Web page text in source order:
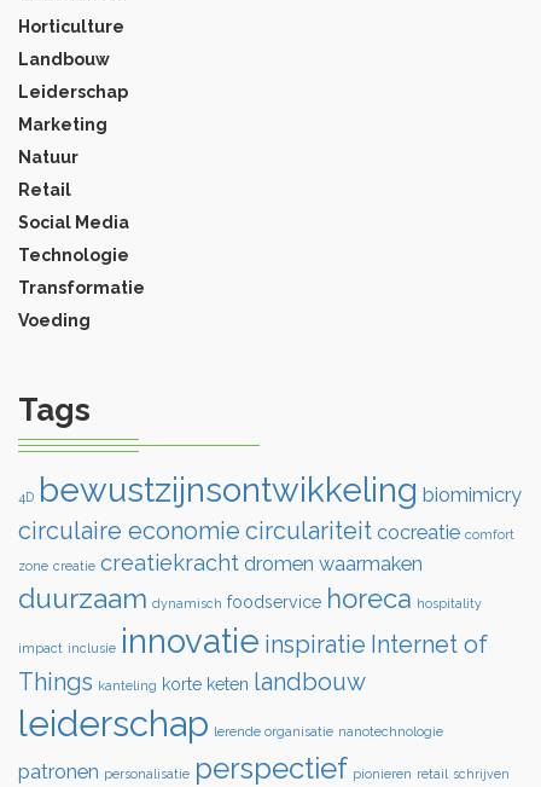
Horticulture
Landbouw
Leiderschap
Marketing
Natuur
Retail
Social Media
Technologie
Transformatie
Voeding
Tags
4D bewustzijnsontwikkeling biomimicry
circulaire economie circulariteit cocreatie comfort
zone creatie creatiekracht dromen waarmaken
duurzaam dynamisch foodservice horeca hospitality
impact inclusie innovatie inspiratie Internet of
Things kanteling korte keten landbouw
leiderschap lerende organisatie nanotechnologie
patronen personalisatie perspectief pionieren retail schrijven